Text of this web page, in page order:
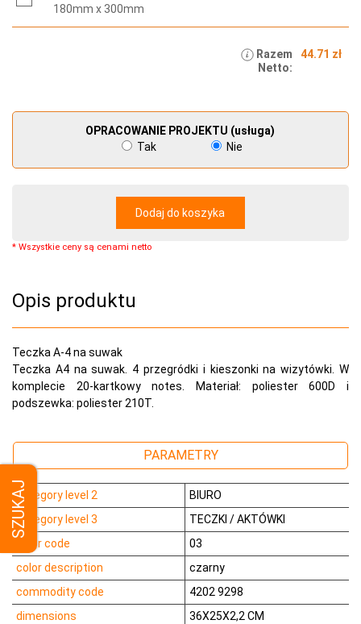
SZUKAJ
180mm x 300mm
Razem
Netto:
44.71 zł
OPRACOWANIE PROJEKTU (usługa)
Tak
Nie
Dodaj do koszyka
* Wszystkie ceny są cenami netto
Opis produktu
Teczka A-4 na suwak
Teczka A4 na suwak. 4 przegródki i kieszonki na wizytówki. W
komplecie 20-kartkowy notes. Materiał: poliester 600D i
podszewka: poliester 210T.
PARAMETRY
category level 2
BIURO
category level 3
TECZKI / AKTÓWKI
color code
03
color description
czarny
commodity code
4202 9298
dimensions
36X25X2,2 CM